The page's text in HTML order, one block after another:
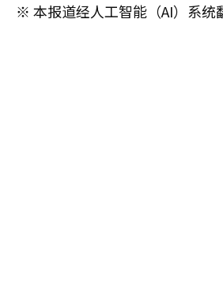
※ 本报道经人工智能（AI）系统